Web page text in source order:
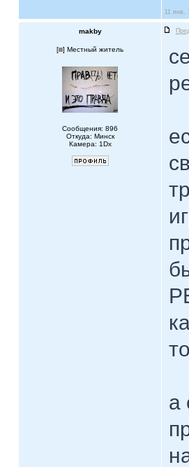
11 янв,
makby
[ ] Местный житель
Сообщения: 896
Откуда: Минск
Камера: 1Dx
а